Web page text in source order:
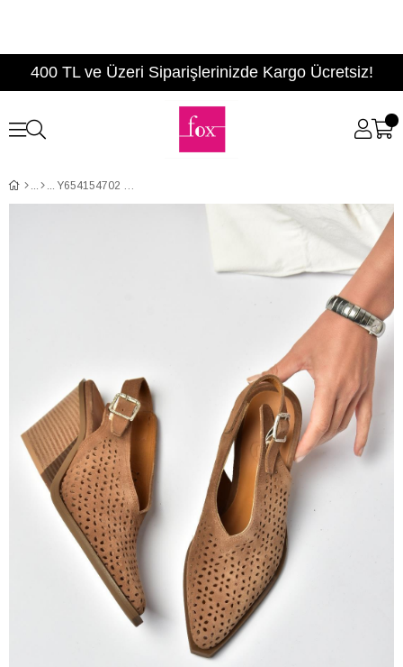
400 TL ve Üzeri Siparişlerinizde Kargo Ücretsiz!
Y654154702 Vizon Hakiki Deri Süet Western Topuklu Ayakkabı